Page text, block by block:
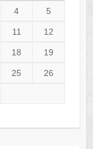
4 5
11 12
18 19
25 26